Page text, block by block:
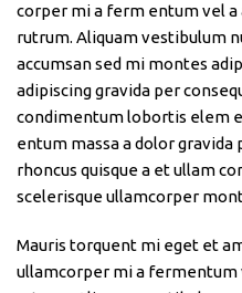
corper mi a ferm entum vel
rutrum. Aliquam vestibulum
accumsan sed mi montes
adipiscing gravida per
condimentum lobortis elem
entum massa a dolor
rhoncus quisque a et ullam
scelerisque ullamcorper
Mauris torquent mi eget et
ullamcorper mi a fermentum